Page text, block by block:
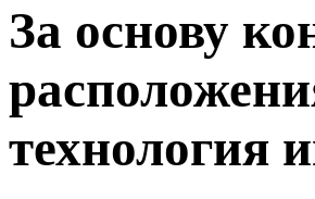
За основу
технология